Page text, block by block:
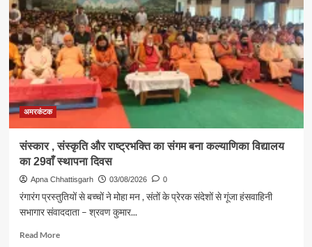
प्रथम
सोमवार
पर
उमड़ा
आस्था
का
महासागर
,
अमरकंटक
संस्कार , संस्कृति और राष्ट्रभक्ति का संगम बना कल्याणिका विद्यालय
का 29वाँ स्थापना दिवस
Apna Chhattisgarh 03/08/2026 0
रंगारंग प्रस्तुतियों से बच्चों ने मोहा मन , संतों के प्रेरक संदेशों से गूंजा हंसवाहिनी
सभागार संवाददाता – श्रवण कुमार...
Read MoreRead